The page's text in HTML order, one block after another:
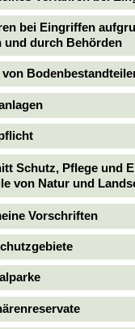
bei Eingriffen
und durch Behörden
von
Schutz, Pflege und
von Natur und
Vorschriften